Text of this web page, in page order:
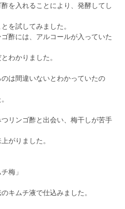
を入れることにより、発酵してし
を試してみました。
酢には、アルコールが入っていた
わかりました。
は間違いないとわかっていたの
リンゴ酢と出会い、梅干しが苦手
がりました。
梅」
キムチ液で仕込みました。